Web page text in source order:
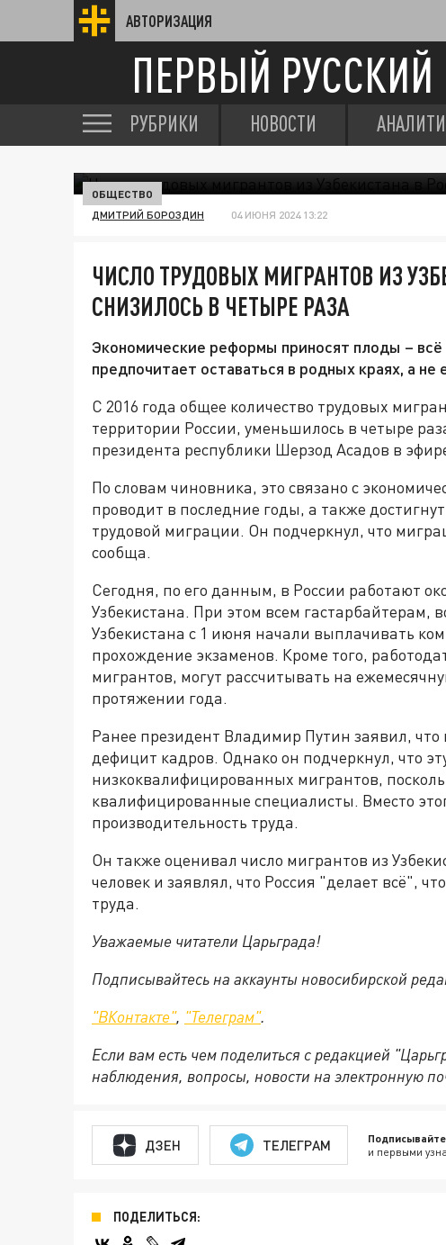
АВТОРИЗАЦИЯ
ПЕРВЫЙ РУССКИЙ
РУБРИКИ НОВОСТИ
ОБЩЕСТВО
ДМИТРИЙ БОРОЗДИН 04 ИЮНЯ 2024 13:22
ЧИСЛО ТРУДОВЫХ МИГРАНТОВ ИЗ
СНИЗИЛОСЬ В ЧЕТЫРЕ РАЗА
Экономические реформы приносят плоды –
предпочитает оставаться в родных краях, а не
С 2016 года общее количество трудовых
территории России, уменьшилось в четыре
президента республики Шерзод Асадов в
По словам чиновника, это связано с
проводит в последние годы, а также
трудовой миграции. Он подчеркнул, что
сообща.
Сегодня, по его данным, в России работают
Узбекистана. При этом всем
Узбекистана с 1 июня начали выплачивать
прохождение экзаменов. Кроме того,
мигрантов, могут рассчитывать на
протяжении года.
Ранее президент Владимир Путин заявил,
дефицит кадров. Однако он подчеркнул, что
низкоквалифицированных мигрантов,
квалифицированные специалисты. Вместо
производительность труда.
Он также оценивал число мигрантов из
человек и заявлял, что Россия "делает всё",
труда.
Уважаемые читатели Царьграда!
Подписывайтесь на аккаунты новосибирской
"ВКонтакте", "Телеграм".
Если вам есть чем поделиться с редакцией
наблюдения, вопросы, новости на электронную
ДЗЕН ТЕЛЕГРАМ и первыми
ПОДЕЛИТЬСЯ: